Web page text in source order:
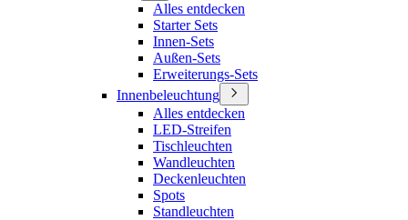
Alles entdecken
Starter Sets
Innen-Sets
Außen-Sets
Erweiterungs-Sets
Innenbeleuchtung
Alles entdecken
LED-Streifen
Tischleuchten
Wandleuchten
Deckenleuchten
Spots
Standleuchten